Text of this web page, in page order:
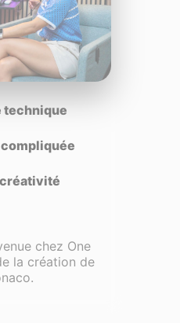
technique
chez One
la création de